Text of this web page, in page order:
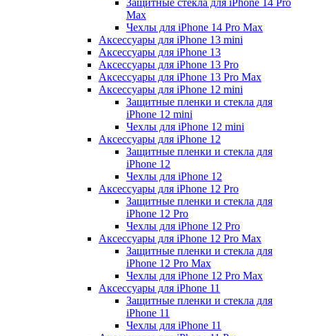
Max
Чехлы для iPhone 14 Pro Max
Аксессуары для iPhone 13 mini
Аксессуары для iPhone 13
Аксессуары для iPhone 13 Pro
Аксессуары для iPhone 13 Pro Max
Аксессуары для iPhone 12 mini
Защитные пленки и стекла для
iPhone 12 mini
Чехлы для iPhone 12 mini
Аксессуары для iPhone 12
Защитные пленки и стекла для
iPhone 12
Чехлы для iPhone 12
Аксессуары для iPhone 12 Pro
Защитные пленки и стекла для
iPhone 12 Pro
Чехлы для iPhone 12 Pro
Аксессуары для iPhone 12 Pro Max
Защитные пленки и стекла для
iPhone 12 Pro Max
Чехлы для iPhone 12 Pro Max
Аксессуары для iPhone 11
Защитные пленки и стекла для
iPhone 11
Чехлы для iPhone 11